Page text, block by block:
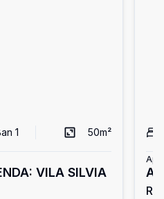
1 50m²
VILA SILVIA